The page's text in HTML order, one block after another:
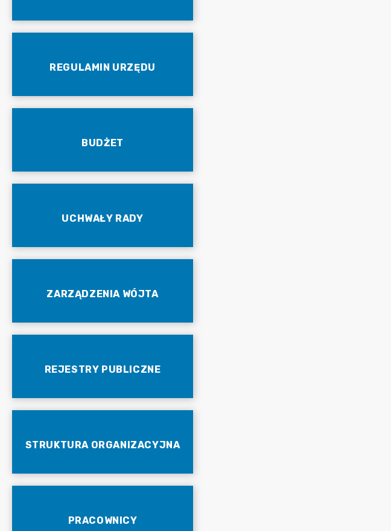
REGULAMIN URZĘDU
BUDŻET
UCHWAŁY RADY
ZARZĄDZENIA WÓJTA
REJESTRY PUBLICZNE
STRUKTURA ORGANIZACYJNA
PRACOWNICY